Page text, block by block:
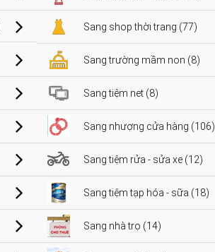
Sang shop thời trang (77)
Sang trường mầm non (8)
Sang tiệm net (8)
Sang nhượng cửa hàng (106)
Sang tiệm rửa - sửa xe (12)
Sang tiệm tạp hóa - sữa (18)
Sang nhà trọ (14)